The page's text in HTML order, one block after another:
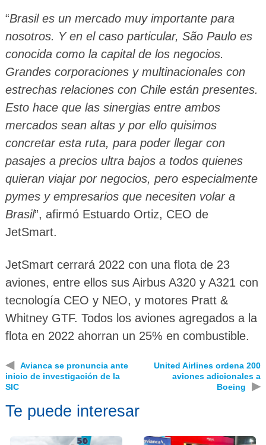
“Brasil es un mercado muy importante para
nosotros. Y en el caso particular, São Paulo es
conocida como la capital de los negocios.
Grandes corporaciones y multinacionales con
estrechas relaciones con Chile están presentes.
Esto hace que las sinergias entre ambos
mercados sean altas y por ello quisimos
concretar esta ruta, para poder llegar con
pasajes a precios ultra bajos a todos quienes
quieran viajar por negocios, pero especialmente
pymes y empresarios que necesiten volar a
Brasil”, afirmó Estuardo Ortiz, CEO de
JetSmart.
JetSmart cerrará 2022 con una flota de 23
aviones, entre ellos sus Airbus A320 y A321 con
tecnología CEO y NEO, y motores Pratt &
Whitney GTF. Todos los aviones agregados a la
flota en 2022 ahorran un 25% en combustible.
◀
Avianca se pronuncia ante
inicio de investigación de la
SIC
United Airlines ordena 200
aviones adicionales a
Boeing
▶
Te puede interesar